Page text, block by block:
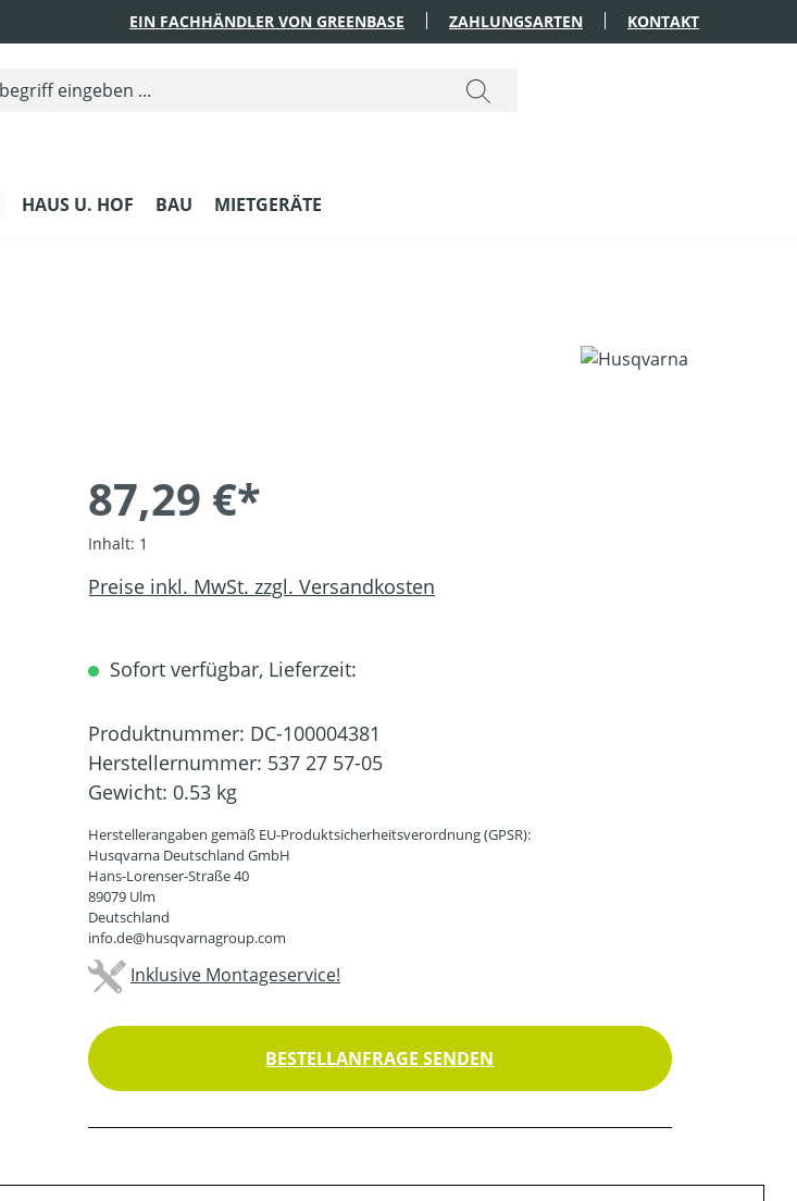
EIN FACHHÄNDLER VON GREENBASE ZAHLUNGSARTEN KONTAKT
HAUS U. HOF BAU MIETGERÄTE
87,29 €*
Inhalt: 1
Preise inkl. MwSt. zzgl. Versandkosten
Sofort verfügbar, Lieferzeit:
Produktnummer: DC-100004381
Herstellernummer: 537 27 57-05
Gewicht: 0.53 kg
Herstellerangaben gemäß EU-Produktsicherheitsverordnung (GPSR):
Husqvarna Deutschland GmbH
Hans-Lorenser-Straße 40
89079 Ulm
Deutschland
info.de@husqvarnagroup.com
Inklusive Montageservice!
BESTELLANFRAGE SENDEN